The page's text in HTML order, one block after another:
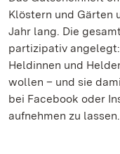
Klöstern und Gärten
Jahr lang. Die
partizipativ
Heldinnen und
wollen – und sie
bei Facebook oder
aufnehmen zu lassen.